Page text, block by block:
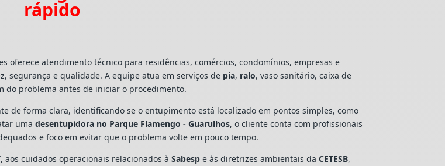
rápido
oferece atendimento técnico para residências, comércios, condomínios, empresas e
segurança e qualidade. A equipe atua em serviços de pia, ralo, vaso sanitário, caixa de
do problema antes de iniciar o procedimento.
de forma clara, identificando se o entupimento está localizado em pontos simples, como
umadesentupidora no Parque Flamengo - Guarulhos, o cliente conta com profissionais
e foco em evitar que o problema volte em pouco tempo.
, aos cuidados operacionais relacionados àSabesp e às diretrizes ambientais daCETESB,